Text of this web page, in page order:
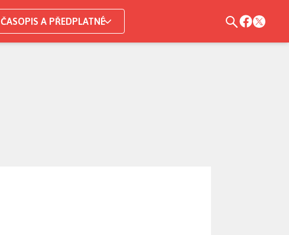
ČASOPIS A PŘEDPLATNÉ